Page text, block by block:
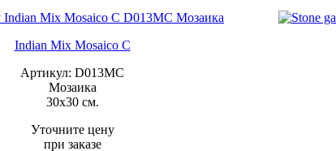
Indian Mix Mosaico C
Артикул: D013MC
Мозаика
30x30 см.
Уточните цену
при заказе